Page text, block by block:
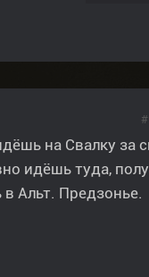
на Свалку за
идёшь туда,
Альт. Предзонье.